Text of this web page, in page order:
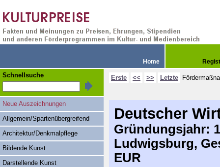
Home
Erste << >> Letzte
Deutscher
Gründungsjahr:
Ludwigsburg,
EUR
Schnellsuche
Neue Auszeichnungen
Allgemein/Spartenübergreifend
Architektur/Denkmalpflege
Bildende Kunst
Darstellende Kunst